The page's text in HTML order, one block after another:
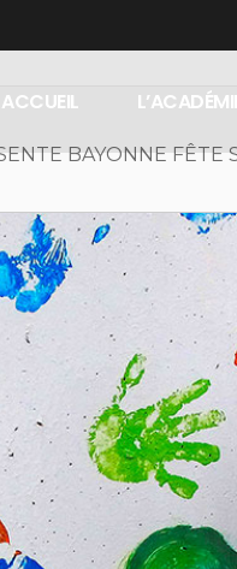
ACCUEIL
BAYONNE FÊTE